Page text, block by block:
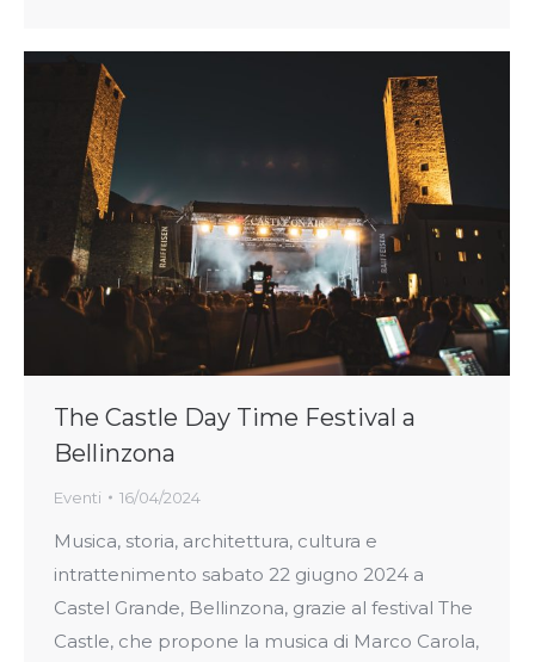
The Castle Day Time Festival a
Bellinzona
Eventi 16/04/2024
Musica, storia, architettura, cultura e
intrattenimento sabato 22 giugno 2024 a
Castel Grande, Bellinzona, grazie al festival The
Castle, che propone la musica di Marco Carola,